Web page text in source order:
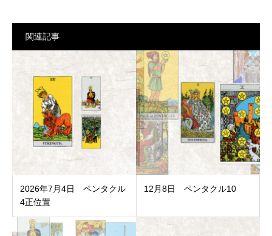
関連記事
2026年7月4日 ペンタクル
4正位置
12月8日 ペンタクル10